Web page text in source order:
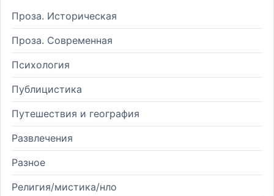
Проза. Историческая
Проза. Современная
Психология
Публицистика
Путешествия и география
Развлечения
Разное
Религия/мистика/нло